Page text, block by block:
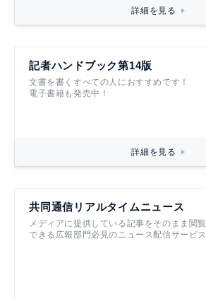
詳細を見る
記者ハンドブック第14版
文書を書くすべての人におすすめです！
電子書籍も発売中！
詳細を見る
共同通信リアルタイムニュース
メディアに提供している記事をそのまま閲覧
できる広報部門必見のニュース配信サービス